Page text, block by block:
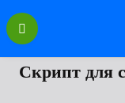
Перейти
содержанию
Скрипт для